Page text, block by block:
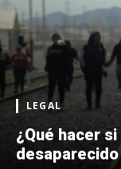
LEGAL
¿Qué hacer